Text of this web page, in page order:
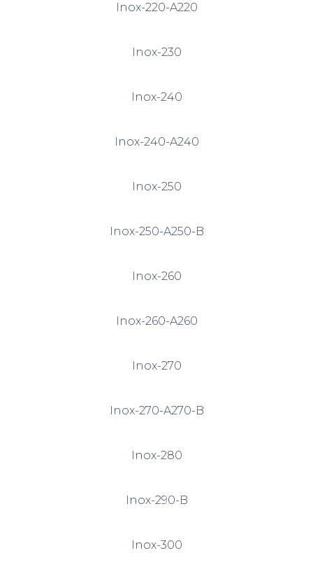
Inox-220-A220
Inox-230
Inox-240
Inox-240-A240
Inox-250
Inox-250-A250-B
Inox-260
Inox-260-A260
Inox-270
Inox-270-A270-B
Inox-280
Inox-290-B
Inox-300